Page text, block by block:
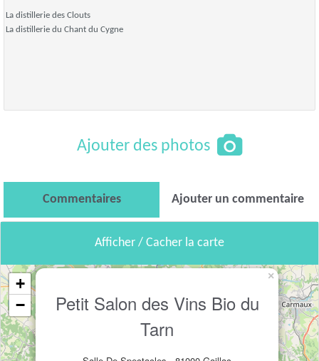
La distillerie des Clouts
La distillerie du Chant du Cygne
Ajouter des photos
Commentaires Ajouter un commentaire
Afficher / Cacher la carte
Petit Salon des Vins Bio du
Tarn
×
+
−